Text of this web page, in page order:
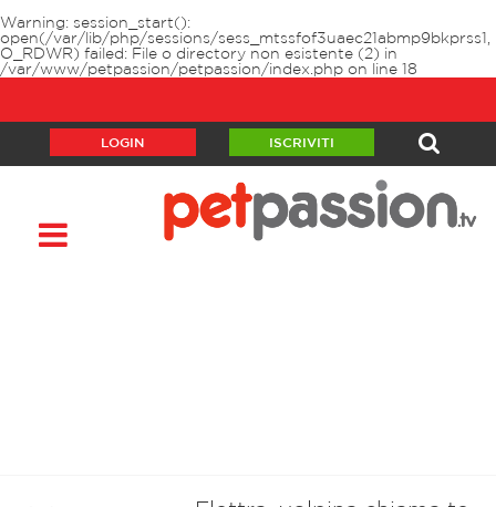
Warning: session_start():
open(/var/lib/php/sessions/sess_mtssfof3uaec21abmp9bkprss1,
O_RDWR) failed: File o directory non esistente (2) in
/var/www/petpassion/petpassion/index.php on line 18
LOGIN ISCRIVITI